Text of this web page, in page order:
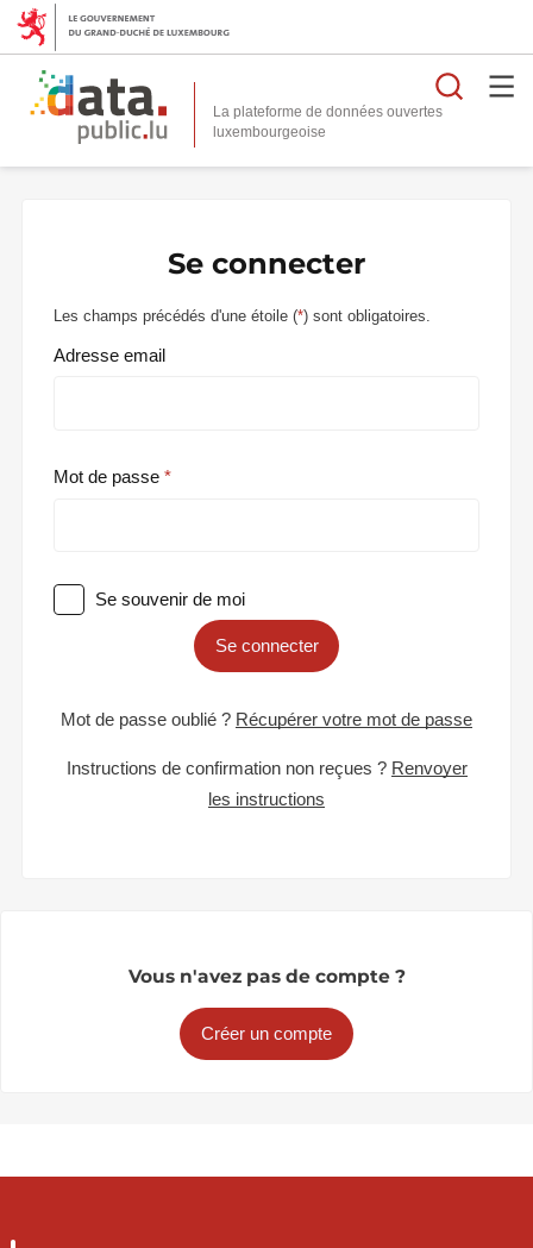
La plateforme de données ouvertes
Se connecter
Les champs précédés d'une étoile (*) sont obligatoires.
Adresse email
Mot de passe
Se souvenir de moi
Se connecter
Mot de passe oublié ? Récupérer votre mot de passe
Instructions de confirmation non reçues ? Renvoyer
les instructions
Vous n'avez pas de compte ?
Créer un compte